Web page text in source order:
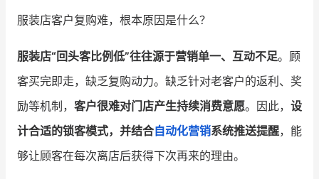
增长俱乐部
商家社区 社群交流
合作共进
服装店客户复购难，根本原因是什么？
服装店“回头客比例低”往往源于营销单一、互动不足。顾
客买完即走，缺乏复购动力。缺乏针对老客户的返利、奖
励等机制， 客户很难对门店产生持续消费意愿。因此， 设
计合适的锁客模式，并结合自动化营销系统推送提醒，能
够让顾客在每次离店后获得下次再来的理由。